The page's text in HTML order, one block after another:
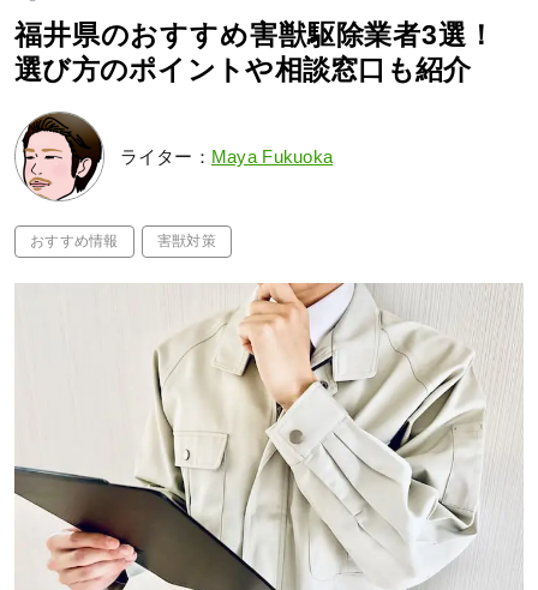
福井県のおすすめ害獣駆除業者3選！
選び方のポイントや相談窓口も紹介
ライター： Maya Fukuoka
おすすめ情報 害獣対策